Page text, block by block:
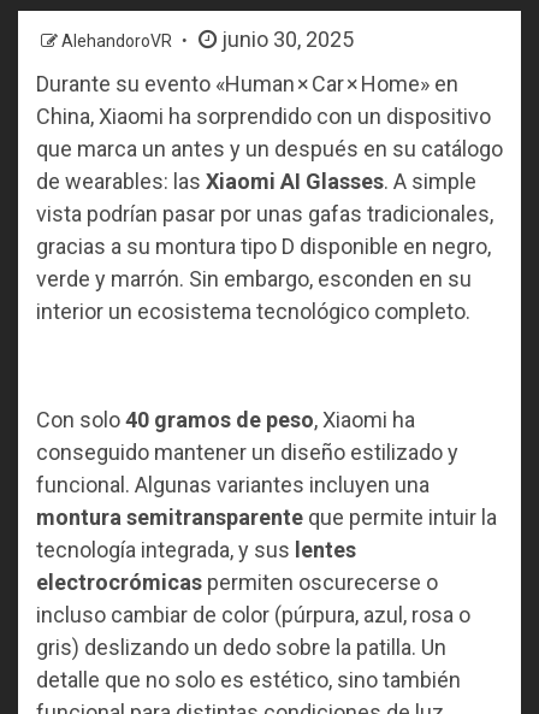
AlehandoroVR
junio 30, 2025
Durante su evento «Human × Car × Home» en
China, Xiaomi ha sorprendido con un dispositivo
que marca un antes y un después en su catálogo
de wearables: las Xiaomi AI Glasses. A simple
vista podrían pasar por unas gafas tradicionales,
gracias a su montura tipo D disponible en negro,
verde y marrón. Sin embargo, esconden en su
interior un ecosistema tecnológico completo.
Con solo40 gramos de peso, Xiaomi ha
conseguido mantener un diseño estilizado y
funcional. Algunas variantes incluyen una
montura semitransparente que permite intuir la
tecnología integrada, y sus lentes
electrocrómicas permiten oscurecerse o
incluso cambiar de color (púrpura, azul, rosa o
gris) deslizando un dedo sobre la patilla. Un
detalle que no solo es estético, sino también